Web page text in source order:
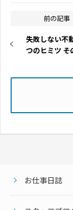
前の記事
失敗しない不
つのヒミツ そ
お仕事日誌